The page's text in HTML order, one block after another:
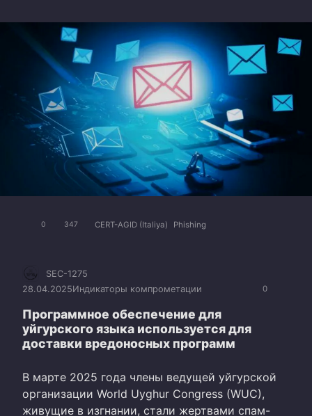
0 347 CERT-AGID (Italiya) Phishing
0
SEC-1275
28.04.2025Индикаторы компрометации
Программное обеспечение для
уйгурского языка используется для
доставки вредоносных программ
В марте 2025 года члены ведущей уйгурской
организации World Uyghur Congress (WUC),
живущие в изгнании, стали жертвами спам-